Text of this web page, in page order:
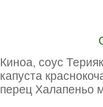
Киноа, соус
капуста
перец Халапеньо